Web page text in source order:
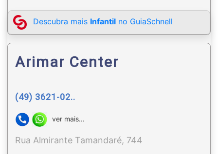
Descubra mais Infantil no GuiaSchnell
Arimar Center
(49) 3621-02..
ver mais...
Rua Almirante Tamandaré, 744